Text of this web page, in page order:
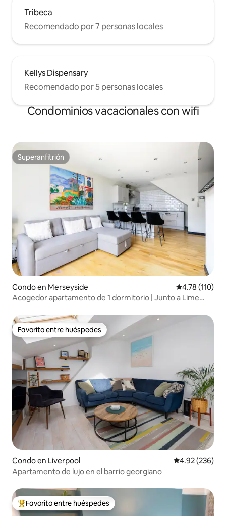
Tribeca
Recomendado por 7 personas locales
Kellys Dispensary
Recomendado por 5 personas locales
Condominios vacacionales con wifi
Superanfitrión
Superanfitrión
Condo en Merseyside Calificación
4.78 (110)
Acogedor apartamento de 1 dormitorio | Junto a Lime
Favorito entre huéspedes
Favorito entre huéspedes
Condo en Liverpool Calificación
4.92 (236)
Apartamento de lujo en el barrio georgiano
Favorito entre huéspedes preferido
Favorito entre huéspedes